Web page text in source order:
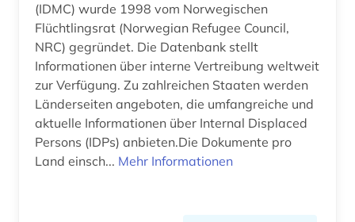
vereinte nationen (1)
vertriebener (1)
video (1)
vielfalt (1)
visuelle ethnologie (1)
(IDMC) wurde 1998 vom Norwegischen
Flüchtlingsrat (Norwegian Refugee Council,
NRC) gegründet. Die Datenbank stellt
Informationen über interne Vertreibung weltweit
zur Verfügung. Zu zahlreichen Staaten werden
Länderseiten angeboten, die umfangreiche und
aktuelle Informationen über Internal Displaced
Persons (IDPs) anbieten.Die Dokumente pro
Land einsch... Mehr Informationen